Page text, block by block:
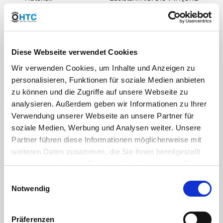
Diese Webseite verwendet Cookies
Wir verwenden Cookies, um Inhalte und Anzeigen zu
personalisieren, Funktionen für soziale Medien anbieten
zu können und die Zugriffe auf unsere Webseite zu
analysieren. Außerdem geben wir Informationen zu Ihrer
Verwendung unserer Webseite an unsere Partner für
soziale Medien, Werbung und Analysen weiter. Unsere
Partner führen diese Informationen möglicherweise mit
weiteren Daten zusammen, die Sie ihnen bereitgestellt
haben oder die sie im Rahmen Ihrer Nutzung der Dienste
Cookies, wenn Sie unsere Webseite weiterhin nutzen.
Notwendig
Präferenzen
DIN:
Dimensionen konform ISO
4144, Anschlussgewinde
nach ISO 7/1 (DIN 2999 / BS
21)
Farbe: Grau Edelstahl
Edelstahl (nach EN 10020) ist eine Bezeichnung für legierte
oder unlegierte Stähle mit besonderem Reinheitsgrad. Stähle,
Eisenbegleiter) 0,025% nicht überschreitet.
Die Legierung 316 ist eine Standard Stahlsorte mit Molybdän.
Korrosionsbeständigkeit als 304, insbesondere eine höhere